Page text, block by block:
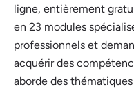
ligne, entièrement
en 23 modules
professionnels et
acquérir des
aborde des